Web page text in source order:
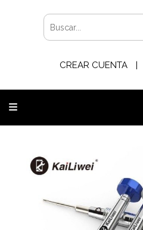
CREAR CUENTA